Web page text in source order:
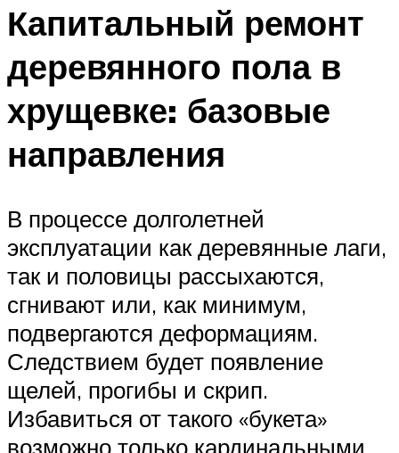
Капитальный ремонт
деревянного пола в
хрущевке: базовые
направления
В процессе долголетней
эксплуатации как деревянные лаги,
так и половицы рассыхаются,
сгнивают или, как минимум,
подвергаются деформациям.
Следствием будет появление
щелей, прогибы и скрип.
Избавиться от такого «букета»
возможно только кардинальными